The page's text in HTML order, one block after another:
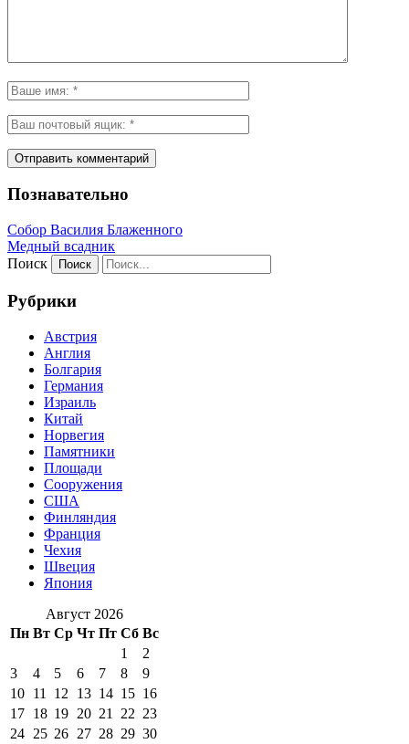
Познавательно
Собор Василия Блаженного
Медный всадник
Поиск
Рубрики
Австрия
Англия
Болгария
Германия
Израиль
Китай
Норвегия
Памятники
Площади
Сооружения
США
Финляндия
Франция
Чехия
Швеция
Япония
Август 2026
Пн Вт Ср Чт Пт Сб Вс
1
2
3
4 5 6 7 8
9
10 11 12 13 14 15 16
17 18 19 20 21 22 23
24 25 26 27 28 29 30